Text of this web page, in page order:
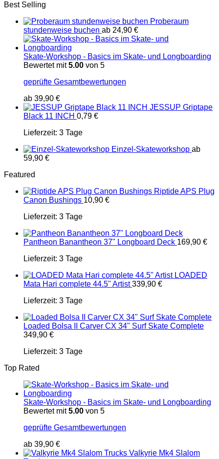
Best Selling
Proberaum
stundenweise buchen ab 24,90 €
Skate-Workshop - Basics im Skate- und Longboarding
Bewertet mit5.00 von 5
geprüfte Gesamtbewertungen
ab 39,90 €
JESSUP Griptape
Black 11 INCH 0,79 €
Lieferzeit: 3 Tage
Einzel-Skateworkshop ab
59,90 €
Featured
Riptide APS Plug
Canon Bushings 10,90 €
Lieferzeit: 3 Tage
Pantheon Banantheon 37" Longboard Deck 169,90 €
Lieferzeit: 3 Tage
LOADED
Mata Hari complete 44.5" Artist 339,90 €
Lieferzeit: 3 Tage
Loaded Bolsa II Carver CX 34" Surf Skate Complete
349,90 €
Lieferzeit: 3 Tage
Top Rated
Skate-Workshop - Basics im Skate- und Longboarding
Bewertet mit5.00 von 5
geprüfte Gesamtbewertungen
ab 39,90 €
Valkyrie Mk4 Slalom